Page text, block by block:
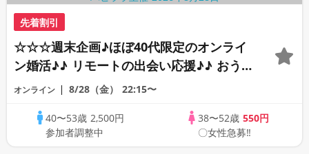
先着割引
☆☆☆週末企画♪ほぼ40代限定のオンライ
ン婚活♪♪ リモートの出会い応援♪♪ おう
ちで乾杯しませんか♪♪ ☆全国の方が対象
PARTY!!
オンライン 8/28（金） 22:15〜
40〜53歳 2,500円
参加者調整中
38〜52歳 550円
〇女性急募‼